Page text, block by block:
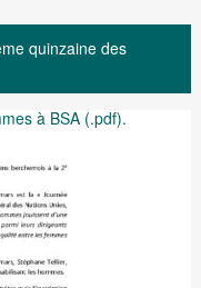
quinzaine des
à BSA (.pdf).